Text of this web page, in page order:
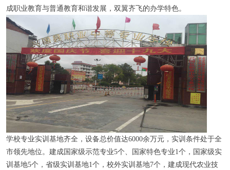
成职业教育与普通教育和谐发展，双翼齐飞的办学特色。
学校专业实训基地齐全，设备总价值达6000余万元，实训条件处于全
市领先地位。建成国家级示范专业5个、国家特色专业1个，国家级实
训基地5个，省级实训基地1个，校外实训基地7个，建成现代农业技